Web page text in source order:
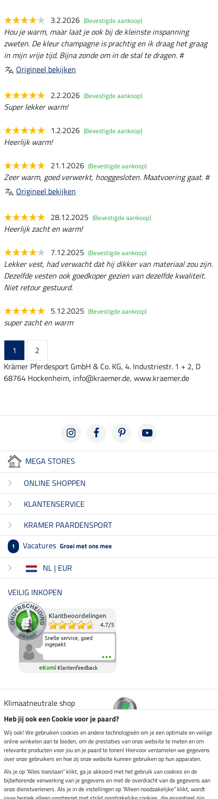
3.2.2026 (Bevestigde aankoop)
Hou je warm, maar laat je ook bij de kleinste inspanning
zweten. De kleur champagne is prachtig en ik draag het graag
in mijn vrije tijd. Bijna zonde om in de stal te dragen. #
Origineel bekijken
2.2.2026 (Bevestigde aankoop)
Super lekker warm!
1.2.2026 (Bevestigde aankoop)
Heerlijk warm!
21.1.2026 (Bevestigde aankoop)
Zeer warm, goed verwerkt, hooggesloten. Maatvoering gaat. #
Origineel bekijken
28.12.2025 (Bevestigde aankoop)
Heerlijk zacht en warm!
7.12.2025 (Bevestigde aankoop)
Lekker vest, had verwacht dat hij dikker van materiaal zou zijn.
Dezelfde vesten ook goedkoper gezien van dezelfde kwaliteit.
Niet retour gestuurd.
5.12.2025 (Bevestigde aankoop)
super zacht en warm
1
2
Krämer Pferdesport GmbH & Co. KG, 4. Industriestr. 1 + 2, D
68764 Hockenheim, info@kraemer.de, www.kraemer.de
MEGA STORES
ONLINE SHOPPEN
KLANTENSERVICE
KRAMER PAARDENSPORT
1 Vacatures Groei met ons mee
NL | EUR
VEILIG INKOPEN
Klantbeoordelingen
4.7/5
Snelle service, goed
ingepakt.
eKomi Klantenfeedback
Klimaatneutrale shop
Verzending per
Veilig betalen met
Heb jij ook een Cookie voor je paard?
Wij ook! We gebruiken cookies en andere technologieën om je een optimale en veilige
online winkelen aan te bieden, om de prestaties van onze website te meten en om
relevante producten voor jou en je paard te tonen! Hiervoor verzamelen we gegevens
over onze gebruikers en hoe zij onze website kunnen gebruiken op hun apparaten.
Als je op "Alles toestaan" klikt, ga je akkoord met het gebruik van cookies en de
bijbehorende verwerking van je gegevens en met de overdracht van de gegevens aan
onze dienstverleners. Als je in de instellingen op "Alleen noodzakelijke" klikt, wordt